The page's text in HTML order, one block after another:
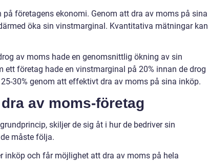
företagens ekonomi. Genom att dra av moms på sina
öka sin vinstmarginal. Kvantitativa mätningar kan
av moms hade en genomsnittlig ökning av sin
företag hade en vinstmarginal på 20% innan de drog
30% genom att effektivt dra av moms på sina inköp.
av moms-företag
skiljer de sig åt i hur de bedriver sin
måste följa.
inköp och får möjlighet att dra av moms på hela